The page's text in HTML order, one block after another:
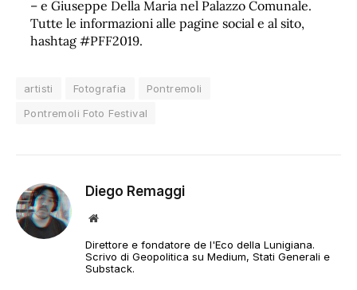
– e Giuseppe Della Maria nel Palazzo Comunale.
Tutte le informazioni alle pagine social e al sito,
hashtag #PFF2019.
artisti Fotografia
Pontremoli
Pontremoli Foto Festival
Diego Remaggi
Sito
Direttore e fondatore de l'Eco della Lunigiana.
Scrivo di Geopolitica su Medium, Stati Generali e
Substack.